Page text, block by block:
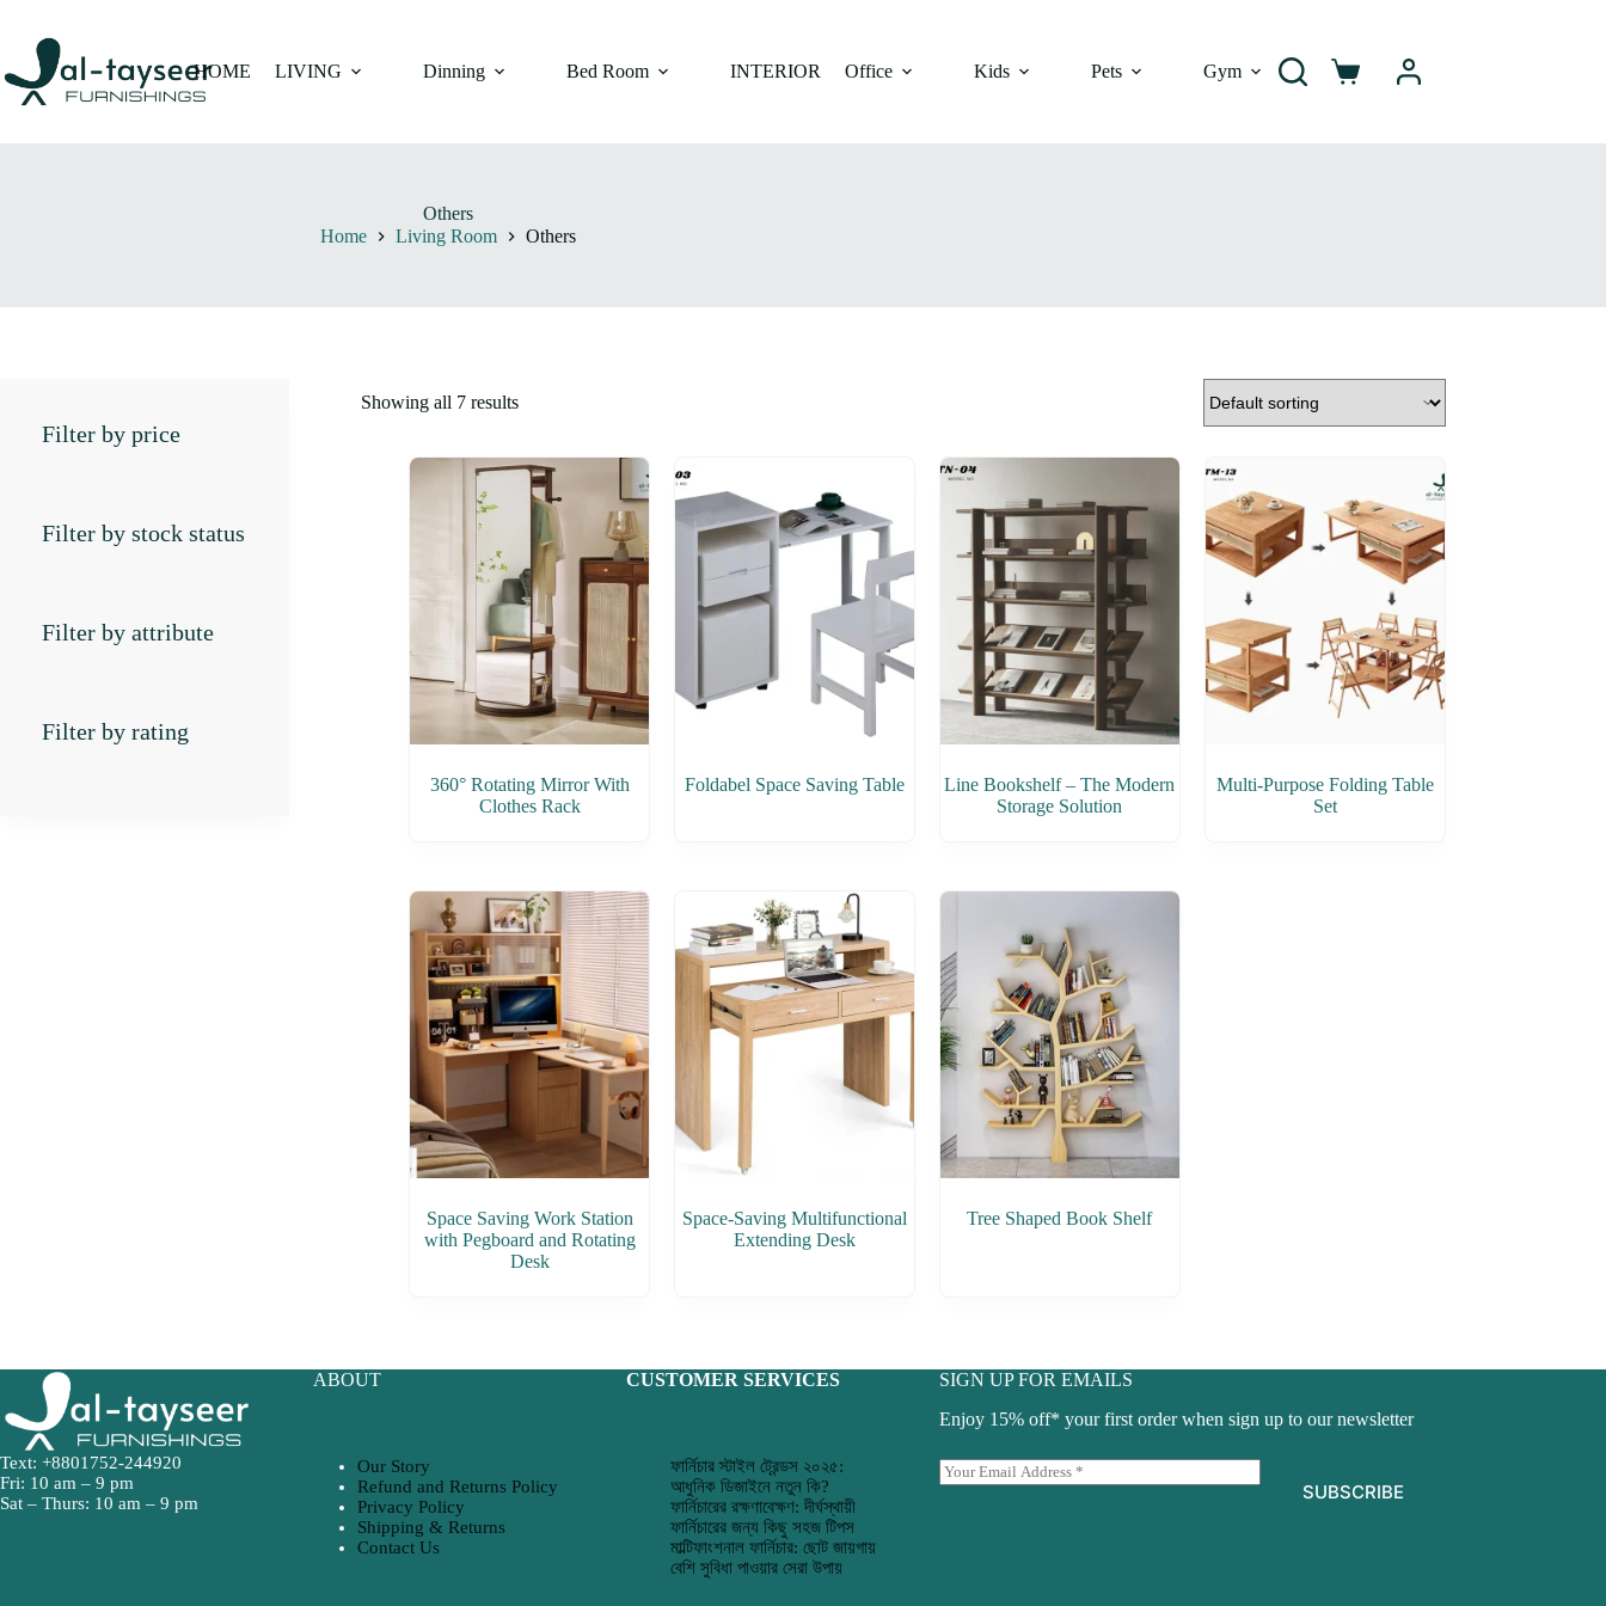
HOME LIVING Dinning Bed Room INTERIOR Office Kids Pets Gym
Others
Home
Living Room Others
Showing all 7 results
360° Rotating Mirror With
Clothes Rack
Foldabel Space Saving Table
Line Bookshelf – The Modern
Storage Solution
Multi-Purpose Folding Table
Set
Space Saving Work Station
with Pegboard and Rotating
Desk
Space-Saving Multifunctional
Extending Desk
Tree Shaped Book Shelf
Filter by price
Filter by stock status
Filter by attribute
Filter by rating
Text: +8801752-244920
Fri: 10 am – 9 pm
Sat – Thurs: 10 am – 9 pm
ABOUT
Our Story
Refund and Returns Policy
Privacy Policy
Shipping & Returns
Contact Us
CUSTOMER SERVICES
ফার্নিচার স্টাইল ট্রেন্ডস ২০২৫:
আধুনিক ডিজাইনে নতুন কি?
ফার্নিচারের রক্ষণাবেক্ষণ: দীর্ঘস্থায়ী
ফার্নিচারের জন্য কিছু সহজ টিপস
মাল্টিফাংশনাল ফার্নিচার: ছোট জায়গায়
বেশি সুবিধা পাওয়ার সেরা উপায়
SIGN UP FOR EMAILS
Enjoy 15% off* your first order when sign up to our newsletter
E
m
SUBSCRIBE